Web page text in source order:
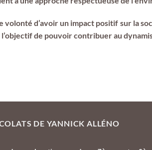
volonté d’avoir un impact positif sur la
l’objectif de pouvoir contribuer au
DE YANNICK ALLÉNO